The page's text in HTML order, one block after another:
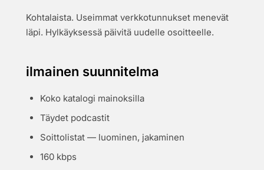
Kohtalaista. Useimmat verkkotunnukset menevät
läpi. Hylkäyksessä päivitä uudelle osoitteelle.
ilmainen suunnitelma
Koko katalogi mainoksilla
Täydet podcastit
Soittolistat — luominen, jakaminen
160 kbps